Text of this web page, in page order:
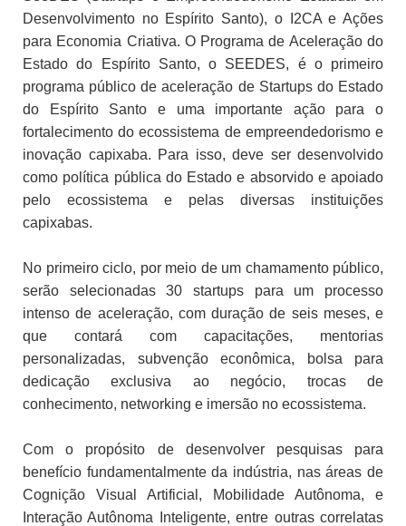
Desenvolvimento no Espírito Santo), o I2CA e Ações
para Economia Criativa. O Programa de Aceleração do
Estado do Espírito Santo, o SEEDES, é o primeiro
programa público de aceleração de Startups do Estado
do Espírito Santo e uma importante ação para o
fortalecimento do ecossistema de empreendedorismo e
inovação capixaba. Para isso, deve ser desenvolvido
como política pública do Estado e absorvido e apoiado
pelo ecossistema e pelas diversas instituições
capixabas.
No primeiro ciclo, por meio de um chamamento público,
serão selecionadas 30 startups para um processo
intenso de aceleração, com duração de seis meses, e
que contará com capacitações, mentorias
personalizadas, subvenção econômica, bolsa para
dedicação exclusiva ao negócio, trocas de
conhecimento, networking e imersão no ecossistema.
Com o propósito de desenvolver pesquisas para
benefício fundamentalmente da indústria, nas áreas de
Cognição Visual Artificial, Mobilidade Autônoma, e
Interação Autônoma Inteligente, entre outras correlatas